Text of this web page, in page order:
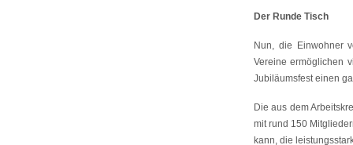
Der Runde Tisch
Nun, die Einwohner
Vereine ermöglichen
Jubiläumsfest einen
Die aus dem
mit rund 150
kann, die